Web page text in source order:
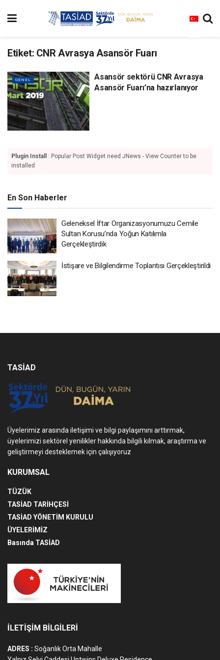
Etiket: CNR Avrasya Asansör Fuarı
GENEL
Asansör sektörü CNR Avrasya
Asansör Fuarı’na hazırlanıyor
Plugin Install
: Popular Post Widget need JNews - View Counter to be
installed
En Son Haberler
Geleneksel İftar Organizasyonumuzu Cemile
Sultan Korusu’nda Yoğun Katılımla
Gerçekleştirdik
İstişare ve Bilgilendirme Toplantısı Gerçekleştirildi
TASİAD
Üyelerimiz arasında iletişimi ve bilgi paylaşımını arttırmak,
üyelerimizi sektörel yenilikler hakkında bilgili kılmak, araştırma ve
geliştirmeyi desteklemek için çalışıyoruz
KURUMSAL
TÜZÜK
TASİAD TARİHÇESİ
TASİAD YÖNETİM KURULU
ÜYELERİMİZ
Basında TASİAD
İLETİŞİM BİLGİLERİ
ADRES : Soğanlık Orta Mahalle